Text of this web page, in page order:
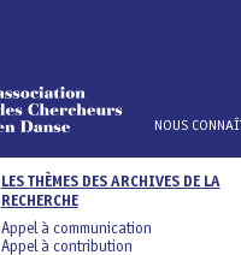
Menu
top
NOUS
LES THÈMES DES ARCHIVES DE LA
RECHERCHE
Appel à communication
Appel à contribution